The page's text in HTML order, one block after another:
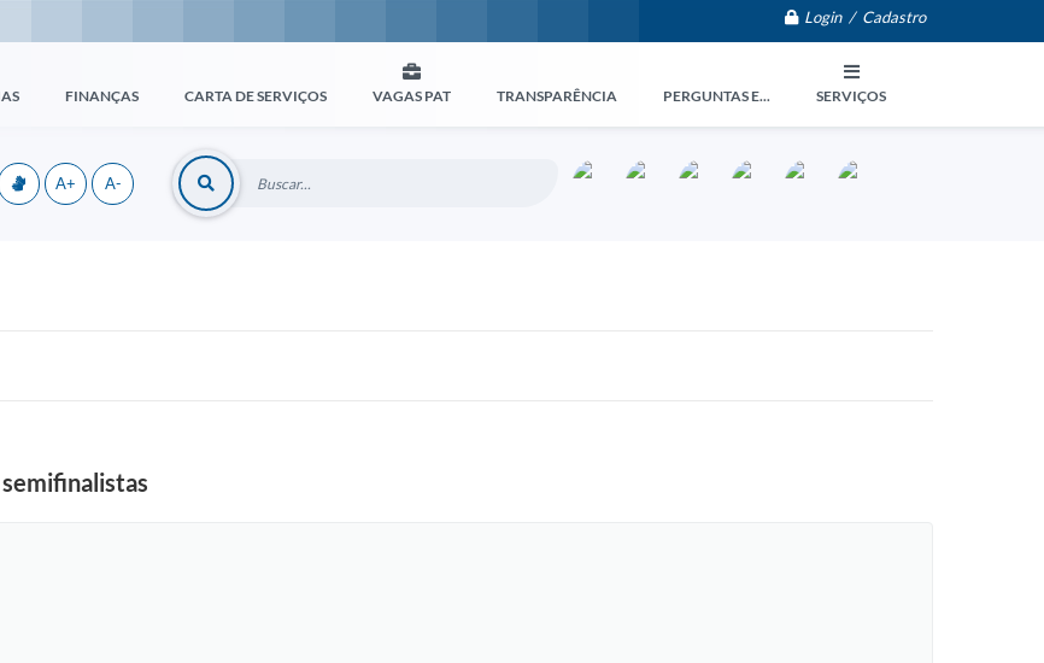
Login / Cadastro
FINANÇAS CARTA DE SERVIÇOS VAGAS PAT TRANSPARÊNCIA PERGUNTAS E... SERVIÇOS
A+ A-